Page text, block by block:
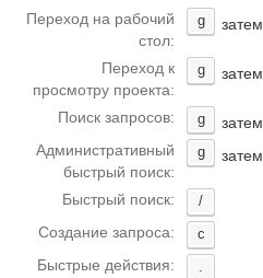
Переход на рабочий
стол:
g затем
Переход к
просмотру проекта:
g затем
Поиск запросов: g затем
Административный
быстрый поиск:
g затем
Быстрый поиск: /
Создание запроса: c
Быстрые действия: .